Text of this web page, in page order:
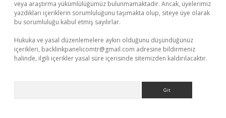
veya araştırma yükümlülüğümüz bulunmamaktadır. Ancak, üyelerimiz
yazdıkları içeriklerin sorumluluğunu taşımakta olup, siteye üye olarak
bu sorumluluğu kabul etmiş sayılırlar.
Hukuka ve yasal düzenlemelere aykırı olduğunu düşündüğünüz
içerikleri, backlinkpanelicomtr@gmail.com adresine bildirmeniz
halinde, ilgili içerikler yasal süre içerisinde sitemizden kaldırılacaktır.